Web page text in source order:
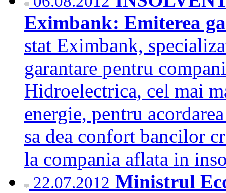
Eximbank: Emiterea
stat Eximbank,
garantare pentru
Hidroelectrica, cel mai
energie, pentru
sa dea confort bancilor
la compania aflata in
22.07.2012 Ministrul